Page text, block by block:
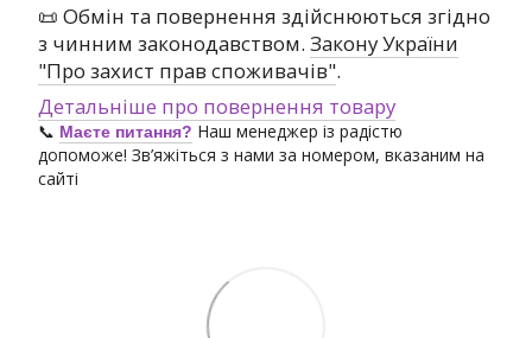
📜 Обмін та повернення здійснюються згідно
з чинним законодавством. Закону України
"Про захист прав споживачів".
Детальніше про повернення товару
📞 Маєте питання? Наш менеджер із радістю
допоможе! Зв’яжіться з нами за номером, вказаним на
сайті